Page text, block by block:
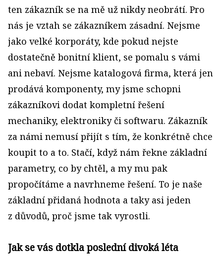
ten zákazník se na mě už nikdy neobrátí. Pro
nás je vztah se zákazníkem zásadní. Nejsme
jako velké korporáty, kde pokud nejste
dostatečně bonitní klient, se pomalu s vámi
ani nebaví. Nejsme katalogová firma, která jen
prodává komponenty, my jsme schopni
zákazníkovi dodat kompletní řešení
mechaniky, elektroniky či softwaru. Zákazník
za námi nemusí přijít s tím, že konkrétně chce
koupit to a to. Stačí, když nám řekne základní
parametry, co by chtěl, a my mu pak
propočítáme a navrhneme řešení. To je naše
základní přidaná hodnota a taky asi jeden
z důvodů, proč jsme tak vyrostli.
Jak se vás dotkla poslední divoká léta